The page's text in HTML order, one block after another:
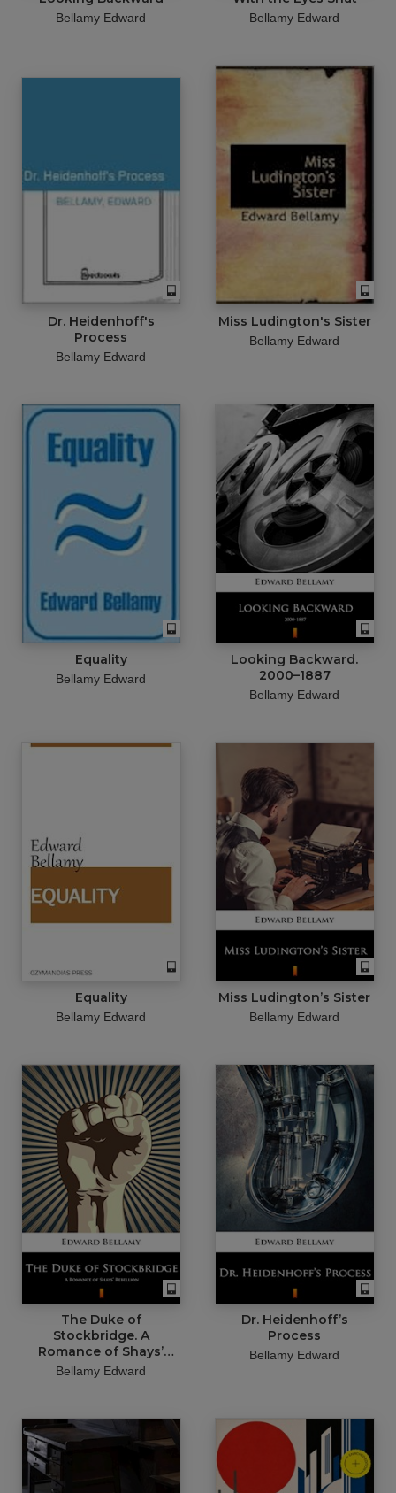
Bellamy Edward Bellamy Edward
Dr. Heidenhoff's
Process
Bellamy Edward
Miss Ludington's Sister
Bellamy Edward
Equality
Bellamy Edward
Looking Backward.
2000–1887
Bellamy Edward
Equality
Bellamy Edward
Miss Ludington’s Sister
Bellamy Edward
The Duke of
Stockbridge. A
Romance of Shays’
Rebellion
Bellamy Edward
Dr. Heidenhoff’s
Process
Bellamy Edward